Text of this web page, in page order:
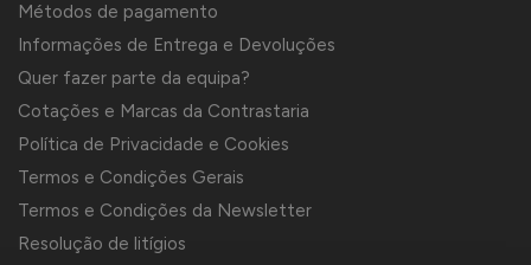
Métodos de pagamento
Informações de Entrega e Devoluções
Quer fazer parte da equipa?
Cotações e Marcas da Contrastaria
Política de Privacidade e Cookies
Termos e Condições Gerais
Termos e Condições da Newsletter
Resolução de litígios